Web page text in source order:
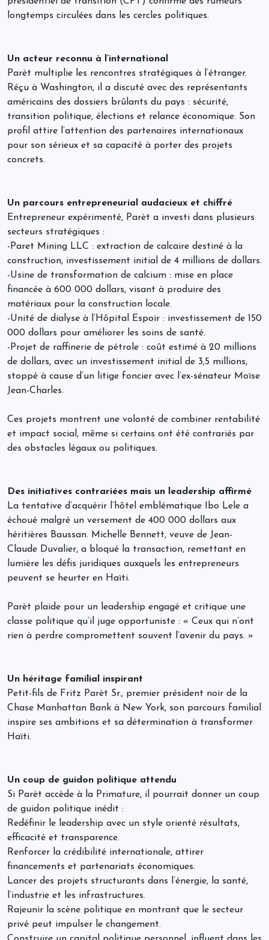
longtemps circulées dans les cercles politiques.
Un acteur reconnu à l’international
Parèt multiplie les rencontres stratégiques à l’étranger.
Réçu à Washington, il a discuté avec des représentants
américains des dossiers brûlants du pays : sécurité,
transition politique, élections et relance économique. Son
profil attire l’attention des partenaires internationaux
pour son sérieux et sa capacité à porter des projets
concrets.
Un parcours entrepreneurial audacieux et chiffré
Entrepreneur expérimenté, Parèt a investi dans plusieurs
secteurs stratégiques :
-Paret Mining LLC : extraction de calcaire destiné à la
construction, investissement initial de 4 millions de dollars.
-Usine de transformation de calcium : mise en place
financée à 600 000 dollars, visant à produire des
matériaux pour la construction locale.
-Unité de dialyse à l’Hôpital Espoir : investissement de 150
000 dollars pour améliorer les soins de santé.
-Projet de raffinerie de pétrole : coût estimé à 20 millions
de dollars, avec un investissement initial de 3,5 millions,
stoppé à cause d’un litige foncier avec l’ex-sénateur Moïse
Jean-Charles.
Ces projets montrent une volonté de combiner rentabilité
et impact social, même si certains ont été contrariés par
des obstacles légaux ou politiques.
Des initiatives contrariées mais un leadership affirmé
La tentative d’acquérir l’hôtel emblématique Ibo Lele a
échoué malgré un versement de 400 000 dollars aux
héritières Baussan. Michelle Bennett, veuve de Jean-
Claude Duvalier, a bloqué la transaction, remettant en
lumière les défis juridiques auxquels les entrepreneurs
peuvent se heurter en Haïti.
Parèt plaide pour un leadership engagé et critique une
classe politique qu’il juge opportuniste : « Ceux qui n’ont
rien à perdre compromettent souvent l’avenir du pays. »
Un héritage familial inspirant
Petit-fils de Fritz Parèt Sr., premier président noir de la
Chase Manhattan Bank à New York, son parcours familial
inspire ses ambitions et sa détermination à transformer
Haïti.
Un coup de guidon politique attendu
Si Parèt accède à la Primature, il pourrait donner un coup
de guidon politique inédit :
Redéfinir le leadership avec un style orienté résultats,
efficacité et transparence.
Renforcer la crédibilité internationale, attirer
financements et partenariats économiques.
Lancer des projets structurants dans l’énergie, la santé,
l’industrie et les infrastructures.
Rajeunir la scène politique en montrant que le secteur
privé peut impulser le changement.